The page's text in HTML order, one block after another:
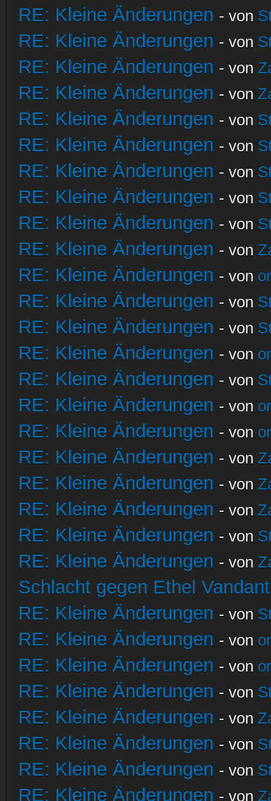
RE: Kleine Änderungen - von
RE: Kleine Änderungen - von
RE: Kleine Änderungen - von
RE: Kleine Änderungen - von
RE: Kleine Änderungen - von
RE: Kleine Änderungen - von
RE: Kleine Änderungen - von
RE: Kleine Änderungen - von
RE: Kleine Änderungen - von
RE: Kleine Änderungen - von
RE: Kleine Änderungen - von
RE: Kleine Änderungen - von
RE: Kleine Änderungen - von
RE: Kleine Änderungen - von
RE: Kleine Änderungen - von
RE: Kleine Änderungen - von
RE: Kleine Änderungen - von
RE: Kleine Änderungen - von
RE: Kleine Änderungen - von
RE: Kleine Änderungen - von
RE: Kleine Änderungen - von
RE: Kleine Änderungen - von
Schlacht gegen Ethel Vandant
RE: Kleine Änderungen - von
RE: Kleine Änderungen - von
RE: Kleine Änderungen - von
RE: Kleine Änderungen - von
RE: Kleine Änderungen - von
RE: Kleine Änderungen - von
RE: Kleine Änderungen - von
RE: Kleine Änderungen - von